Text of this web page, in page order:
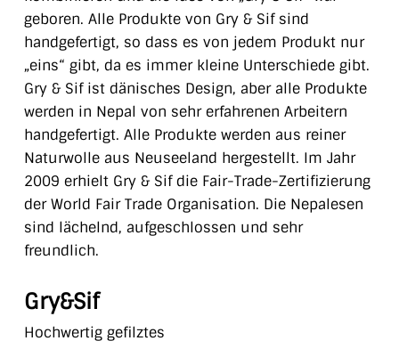
geboren. Alle Produkte von Gry & Sif sind
handgefertigt, so dass es von jedem Produkt nur
„eins“ gibt, da es immer kleine Unterschiede gibt.
Gry & Sif ist dänisches Design, aber alle Produkte
werden in Nepal von sehr erfahrenen Arbeitern
handgefertigt. Alle Produkte werden aus reiner
Naturwolle aus Neuseeland hergestellt. Im Jahr
2009 erhielt Gry & Sif die Fair-Trade-Zertifizierung
der World Fair Trade Organisation. Die Nepalesen
sind lächelnd, aufgeschlossen und sehr
freundlich.
Gry&Sif
Hochwertig gefilztes